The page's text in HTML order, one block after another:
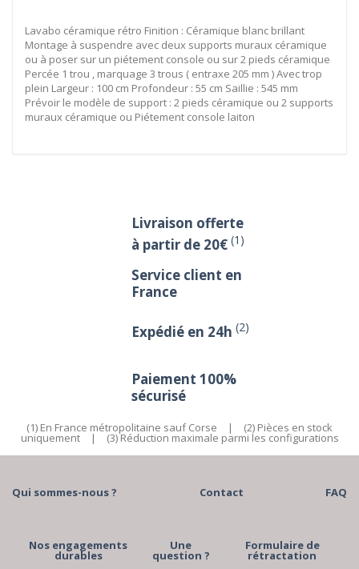
Lavabo céramique rétro Finition : Céramique blanc brillant
Montage à suspendre avec deux supports muraux céramique
ou à poser sur un piétement console ou sur 2 pieds céramique
Percée 1 trou , marquage 3 trous ( entraxe 205 mm ) Avec trop
plein Largeur : 100 cm Profondeur : 55 cm Saillie : 545 mm
Prévoir le modèle de support : 2 pieds céramique ou 2 supports
muraux céramique ou Piétement console laiton
Livraison offerte
à partir de 20€ (1)
Service client en
France
Expédié en 24h (2)
Paiement 100%
sécurisé
(1) En France métropolitaine sauf Corse | (2) Pièces en stock
uniquement | (3) Réduction maximale parmi les configurations
Qui sommes-nous ? Contact FAQ
Nos engagements
durables
Une
question ?
Formulaire de
rétractation